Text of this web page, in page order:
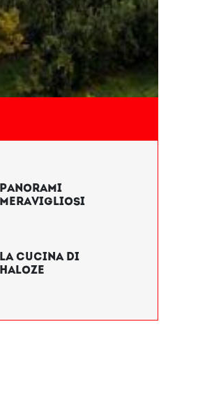
PANORAMI
MERAVIGLIOSI
LA CUCINA DI
HALOZE